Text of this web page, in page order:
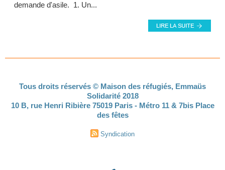
demande d'asile. 1. Un...
Tous droits réservés © Maison des réfugiés, Emmaüs
Solidarité 2018
10 B, rue Henri Ribière 75019 Paris - Métro 11 & 7bis Place
des fêtes
Syndication